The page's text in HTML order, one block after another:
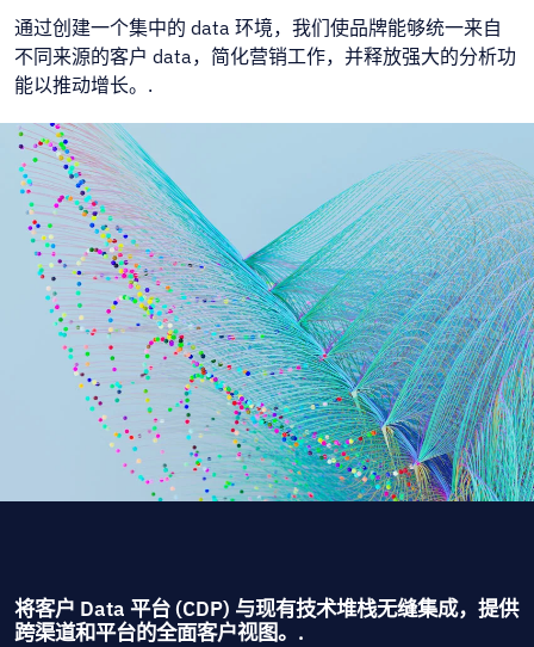
通过创建一个集中的 data 环境，我们使品牌能够统一来自
不同来源的客户 data，简化营销工作，并释放强大的分析功
能以推动增长。.
将客户 Data 平台 (CDP) 与现有技术堆栈无缝集成，提供
跨渠道和平台的全面客户视图。.